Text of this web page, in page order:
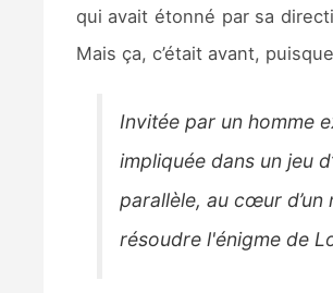
qui avait étonné par sa
Mais ça, c’était avant, puisque
Invitée par un homme
impliquée dans un jeu
parallèle, au cœur
résoudre l'énigme de